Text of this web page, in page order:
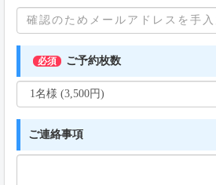
必須 ご予約枚数
ご連絡事項